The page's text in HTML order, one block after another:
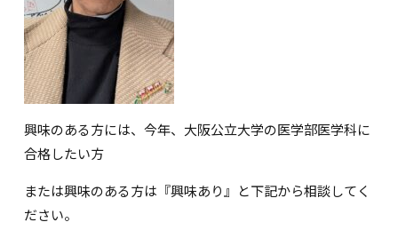
興味のある方には、今年、大阪公立大学の医学部医学科に
合格したい方
または興味のある方は『興味あり』と下記から相談してく
ださい。